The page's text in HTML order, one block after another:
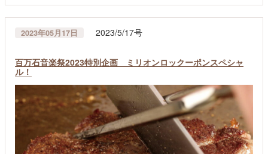
2023年05月17日 2023/5/17号
百万石音楽祭2023特別企画 ミリオンロックーポンスペシャ
ル！